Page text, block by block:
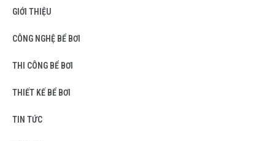
GIỚI THIỆU
CÔNG NGHỆ BỂ BƠI
THI CÔNG BỂ BƠI
THIẾT KẾ BỂ BƠI
TIN TỨC